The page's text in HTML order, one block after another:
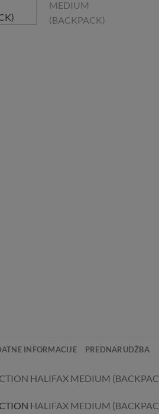
INFORMACIJE PREDNARUDŽBA
HALIFAX MEDIUM
HALIFAX MEDIUM